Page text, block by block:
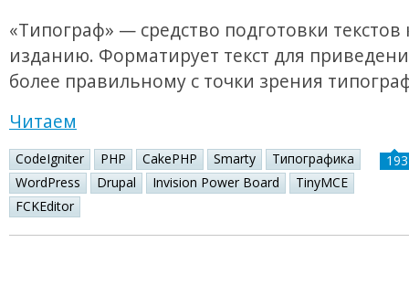
«Типограф» — средство подготовки текстов
изданию. Форматирует текст для
более правильному с точки зрения
Читаем
CodeIgniter PHP CakePHP Smarty
Типографика
WordPress
Drupal Invision Power Board
TinyMCE
FCKEditor